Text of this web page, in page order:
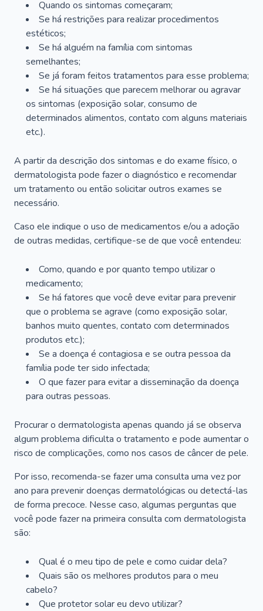
Quando os sintomas começaram;
Se há restrições para realizar procedimentos
estéticos;
Se há alguém na família com sintomas
semelhantes;
Se já foram feitos tratamentos para esse problema;
Se há situações que parecem melhorar ou agravar
os sintomas (exposição solar, consumo de
determinados alimentos, contato com alguns materiais
etc.).
A partir da descrição dos sintomas e do exame físico, o
dermatologista pode fazer o diagnóstico e recomendar
um tratamento ou então solicitar outros exames se
necessário.
Caso ele indique o uso de medicamentos e/ou a adoção
de outras medidas, certifique-se de que você entendeu:
Como, quando e por quanto tempo utilizar o
medicamento;
Se há fatores que você deve evitar para prevenir
que o problema se agrave (como exposição solar,
banhos muito quentes, contato com determinados
produtos etc.);
Se a doença é contagiosa e se outra pessoa da
família pode ter sido infectada;
O que fazer para evitar a disseminação da doença
para outras pessoas.
Procurar o dermatologista apenas quando já se observa
algum problema dificulta o tratamento e pode aumentar o
risco de complicações, como nos casos de câncer de pele.
Por isso, recomenda-se fazer uma consulta uma vez por
ano para prevenir doenças dermatológicas ou detectá-las
de forma precoce. Nesse caso, algumas perguntas que
você pode fazer na primeira consulta com dermatologista
são:
Qual é o meu tipo de pele e como cuidar dela?
Quais são os melhores produtos para o meu
cabelo?
Que protetor solar eu devo utilizar?